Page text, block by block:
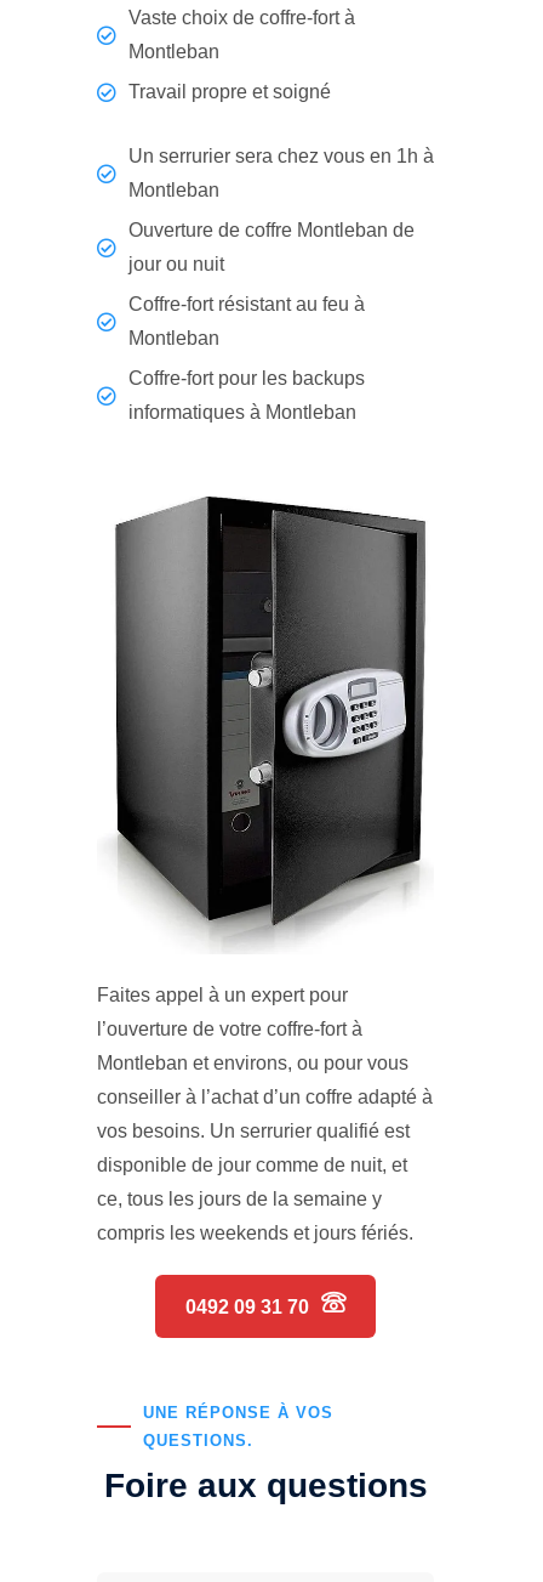
Vaste choix de coffre-fort à
Montleban
Travail propre et soigné
Un serrurier sera chez vous en 1h à
Montleban
Ouverture de coffre Montleban de
jour ou nuit
Coffre-fort résistant au feu à
Montleban
Coffre-fort pour les backups
informatiques à Montleban
Faites appel à un expert pour
l’ouverture de votre coffre-fort à
Montleban et environs, ou pour vous
conseiller à l’achat d’un coffre adapté à
vos besoins. Un serrurier qualifié est
disponible de jour comme de nuit, et
ce, tous les jours de la semaine y
compris les weekends et jours fériés.
0492 09 31 70
UNE RÉPONSE À VOS
QUESTIONS.
Foire aux questions